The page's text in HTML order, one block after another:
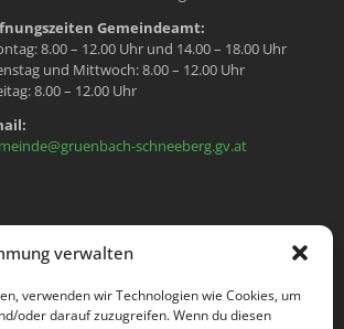
verwalten
verwenden wir Technologien wie Cookies, um
oder darauf zuzugreifen. Wenn du diesen
Gemeindeamt:
8.00 – 12.00 Uhr und 14.00 – 18.00 Uhr
und Mittwoch: 8.00 – 12.00 Uhr
8.00 – 12.00 Uhr
schneeberg.gv.at